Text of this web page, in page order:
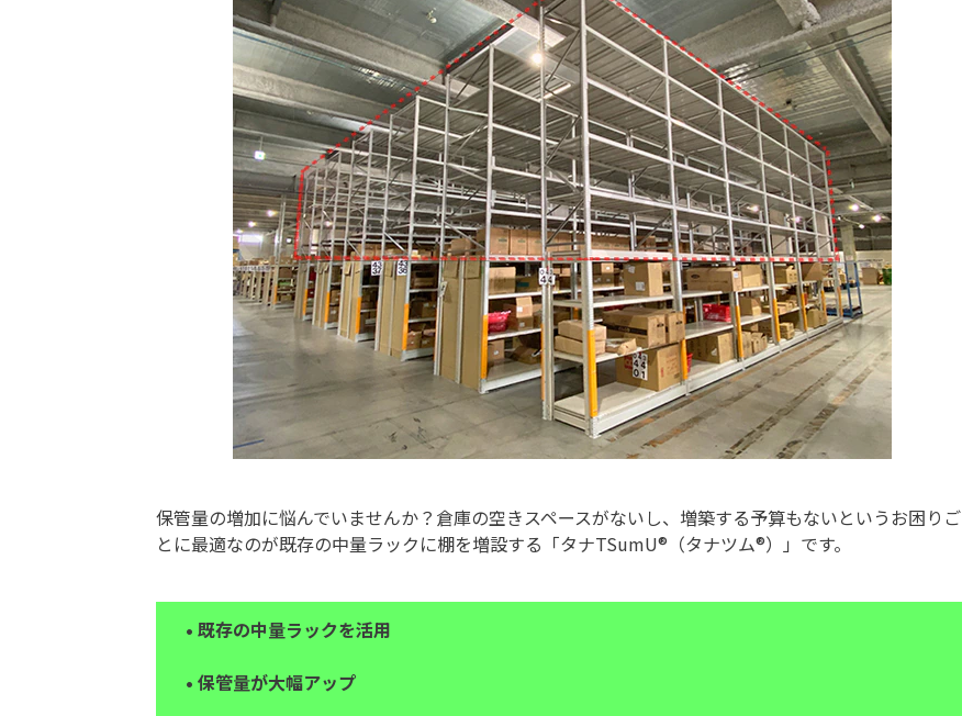
保管量の増加に悩んでいませんか？倉庫の空きスペースがないし、増築する予算もないというお困りご
とに最適なのが既存の中量ラックに棚を増設する「タナTSumU®（タナツム®）」です。
• 既存の中量ラックを活用
• 保管量が大幅アップ